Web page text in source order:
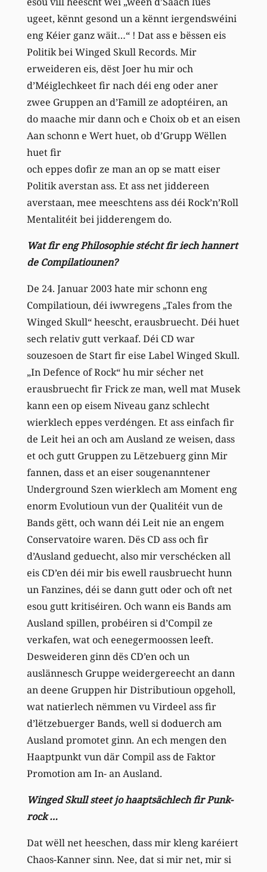
ugeet, kënnt gesond un a kënnt iergendswéini
eng Kéier ganz wäit…“ ! Dat ass e bëssen eis
Politik bei Winged Skull Records. Mir
erweideren eis, dëst Joer hu mir och
d’Méiglechkeet fir nach déi eng oder aner
zwee Gruppen an d’Famill ze adoptéiren, an
do maache mir dann och e Choix ob et an eisen
Aan schonn e Wert huet, ob d’Grupp Wëllen
huet fir
och eppes dofir ze man an op se matt eiser
Politik averstan ass. Et ass net jiddereen
averstaan, mee meeschtens ass déi Rock’n’Roll
Mentalitéit bei jidderengem do.
Wat fir eng Philosophie stécht fir iech hannert
de Compilatiounen?
De 24. Januar 2003 hate mir schonn eng
Compilatioun, déi iwwregens „Tales from the
Winged Skull“ heescht, erausbruecht. Déi huet
sech relativ gutt verkaaf. Déi CD war
souzesoen de Start fir eise Label Winged Skull.
„In Defence of Rock“ hu mir sécher net
erausbruecht fir Frick ze man, well mat Musek
kann een op eisem Niveau ganz schlecht
wierklech eppes verdéngen. Et ass einfach fir
de Leit hei an och am Ausland ze weisen, dass
et och gutt Gruppen zu Lëtzebuerg ginn Mir
fannen, dass et an eiser sougenanntener
Underground Szen wierklech am Moment eng
enorm Evolutioun vun der Qualitéit vun de
Bands gëtt, och wann déi Leit nie an engem
Conservatoire waren. Dës CD ass och fir
d’Ausland geduecht, also mir verschécken all
eis CD’en déi mir bis ewell rausbruecht hunn
un Fanzines, déi se dann gutt oder och oft net
esou gutt kritiséiren. Och wann eis Bands am
Ausland spillen, probéiren si d’Compil ze
verkafen, wat och eenegermoossen leeft.
Desweideren ginn dës CD’en och un
auslännesch Gruppe weidergereecht an dann
an deene Gruppen hir Distributioun opgeholl,
wat natierlech nëmmen vu Virdeel ass fir
d’lëtzebuerger Bands, well si doduerch am
Ausland promotet ginn. An ech mengen den
Haaptpunkt vun där Compil ass de Faktor
Promotion am In- an Ausland.
Winged Skull steet jo haaptsächlech fir Punk-
rock …
Dat wëll net heeschen, dass mir kleng karéiert
Chaos-Kanner sinn. Nee, dat si mir net, mir si